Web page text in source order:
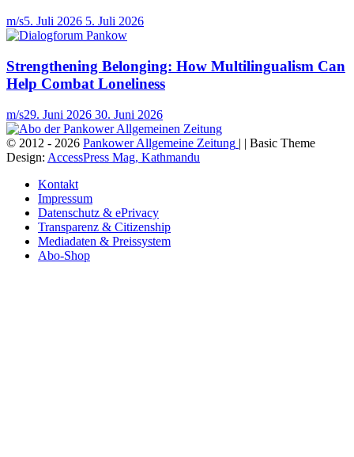
m/s5. Juli 2026 5. Juli 2026
Strengthening Belonging: How Multilingualism Can
Help Combat Loneliness
m/s29. Juni 2026 30. Juni 2026
© 2012 - 2026 Pankower Allgemeine Zeitung | | Basic Theme
Design: AccessPress Mag, Kathmandu
Kontakt
Impressum
Datenschutz & ePrivacy
Transparenz & Citizenship
Mediadaten & Preissystem
Abo-Shop